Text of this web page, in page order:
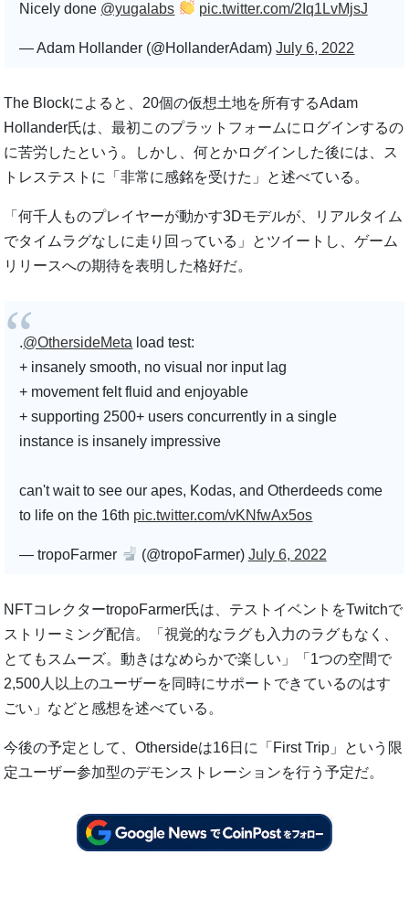
Nicely done @yugalabs pic.twitter.com/2Iq1LvMjsJ
— Adam Hollander (@HollanderAdam)July 6, 2022
The Blockによると、20個の仮想土地を所有するAdam
Hollander氏は、最初このプラットフォームにログインするの
に苦労したという。しかし、何とかログインした後には、ス
トレステストに「非常に感銘を受けた」と述べている。
「何千人ものプレイヤーが動かす3Dモデルが、リアルタイム
でタイムラグなしに走り回っている」とツイートし、ゲーム
リリースへの期待を表明した格好だ。
.@OthersideMeta load test:
+ insanely smooth, no visual nor input lag
+ movement felt fluid and enjoyable
+ supporting 2500+ users concurrently in a single
instance is insanely impressive
can't wait to see our apes, Kodas, and Otherdeeds come
to life on the 16th pic.twitter.com/vKNfwAx5os
— tropoFarmer (@tropoFarmer) July 6, 2022
NFTコレクターtropoFarmer氏は、テストイベントをTwitchで
ストリーミング配信。「視覚的なラグも入力のラグもなく、
とてもスムーズ。動きはなめらかで楽しい」「1つの空間で
2,500人以上のユーザーを同時にサポートできているのはす
ごい」などと感想を述べている。
今後の予定として、Othersideは16日に「First Trip」という限
定ユーザー参加型のデモンストレーションを行う予定だ。